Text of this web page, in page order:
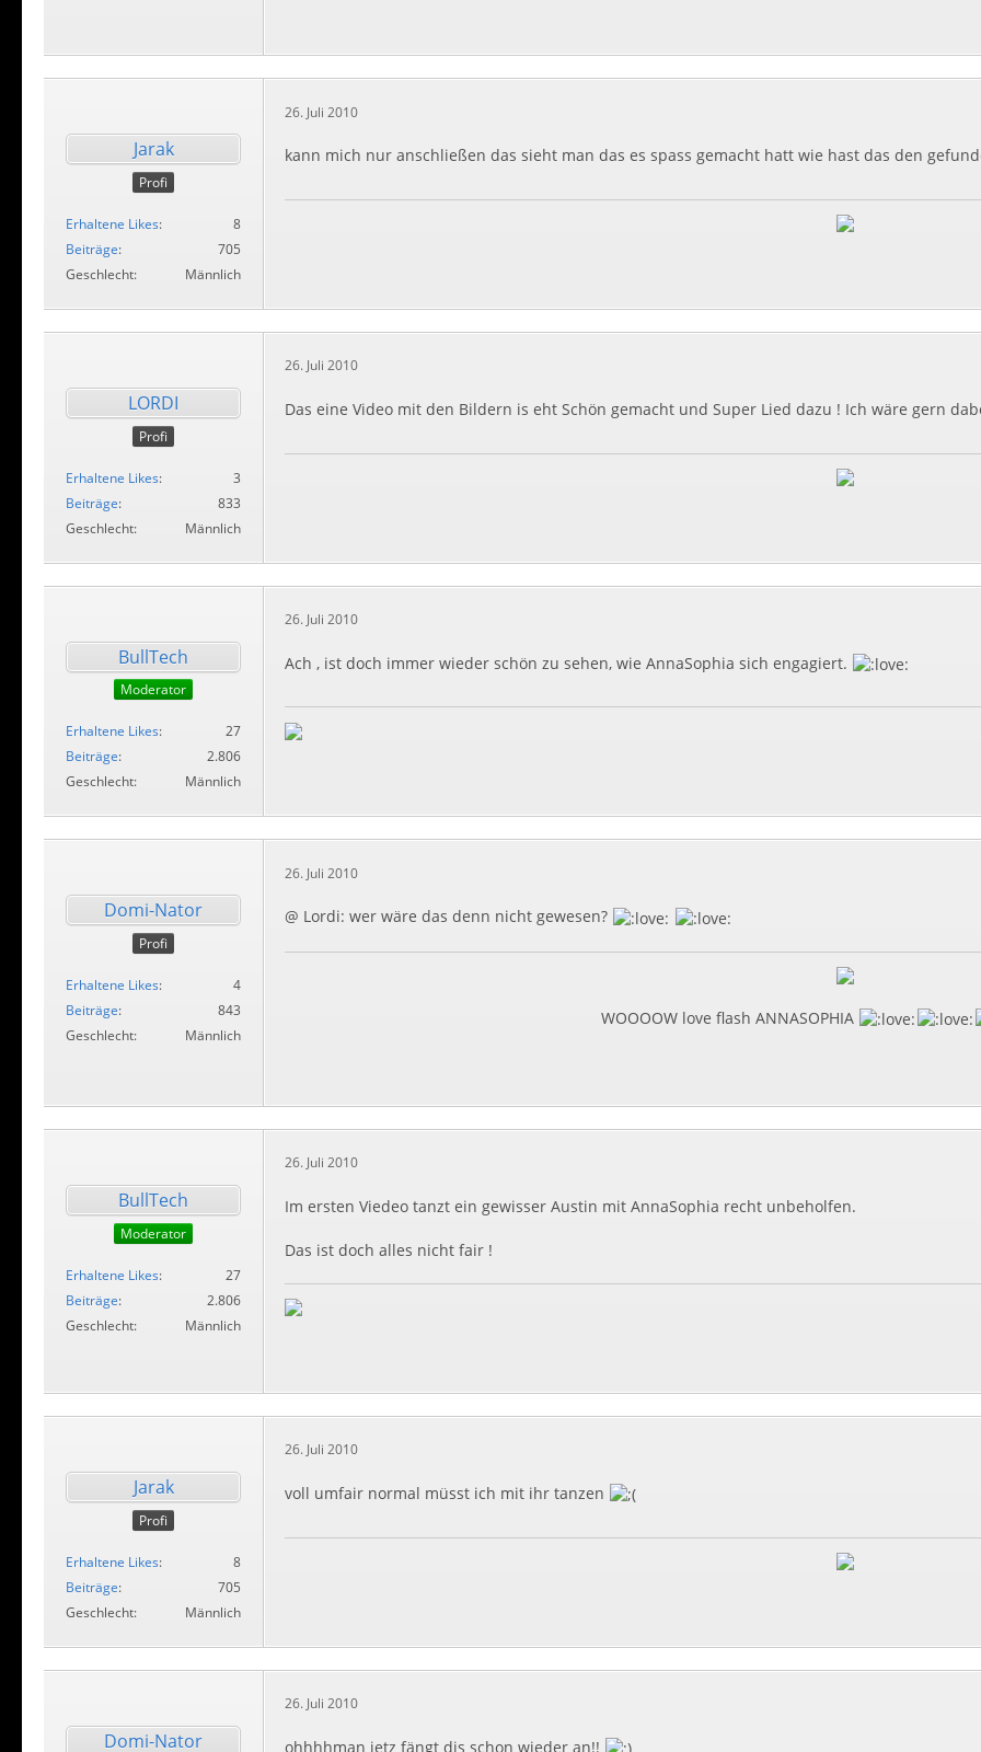
Jarak
Profi
Erhaltene Likes
8
Beiträge
705
Geschlecht
Männlich
26. Juli 2010
kann mich nur anschließen das sieht man das es spass gemacht hatt wie hast das den
LORDI
Profi
Erhaltene Likes
3
Beiträge
833
Geschlecht
Männlich
26. Juli 2010
Das eine Video mit den Bildern is eht Schön gemacht und Super Lied dazu ! Ich wäre gern
BullTech
Moderator
Erhaltene Likes
27
Beiträge
2.806
Geschlecht
Männlich
26. Juli 2010
Ach , ist doch immer wieder schön zu sehen, wie AnnaSophia sich engagiert.
Domi-Nator
Profi
Erhaltene Likes
4
Beiträge
843
Geschlecht
Männlich
26. Juli 2010
@ Lordi: wer wäre das denn nicht gewesen?
WOOOOW love flash ANNASOPHIA
BullTech
Moderator
Erhaltene Likes
27
Beiträge
2.806
Geschlecht
Männlich
26. Juli 2010
Im ersten Viedeo tanzt ein gewisser Austin mit AnnaSophia recht unbeholfen.
Das ist doch alles nicht fair !
Jarak
Profi
Erhaltene Likes
8
Beiträge
705
Geschlecht
Männlich
26. Juli 2010
voll umfair normal müsst ich mit ihr tanzen
Domi-Nator
26. Juli 2010
ohhhhman jetz fängt dis schon wieder an!!